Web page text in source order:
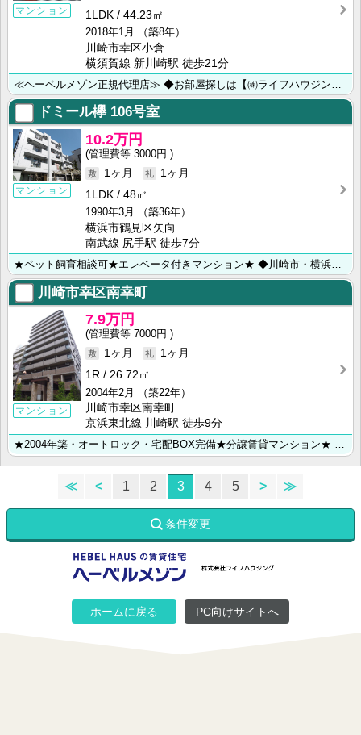
マンション
1LDK
44.23㎡
2018年1月
（築8年）
川崎市幸区小倉
横須賀線 新川崎駅 徒歩21分
ドミール欅106号室
マンション
10.2万円
3000円
1ヶ月
1ヶ月
1LDK
48㎡
1990年3月
（築36年）
横浜市鶴見区矢向
南武線 尻手駅 徒歩7分
川崎市幸区南幸町
マンション
7.9万円
7000円
1ヶ月
1ヶ月
1R
26.72㎡
2004年2月
（築22年）
川崎市幸区南幸町
京浜東北線 川崎駅 徒歩9分
≪ < 1 2 3 4 5 > ≫
条件変更
ホームに戻る PC向けサイトへ